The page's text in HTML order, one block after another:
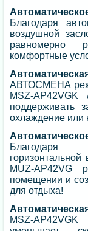
Благодаря
воздушной
равномерно
комфортные
АВТОСМЕНА
MSZ-AP42VGK
поддерживать
охлаждение или
Благодаря
MUZ-AP42VG
помещении и
для отдыха!
MSZ-